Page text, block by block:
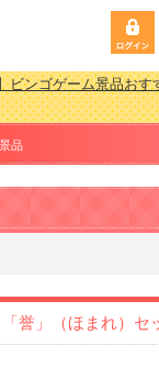
ビンゴゲーム景品おす
ゴルフコンペ景品
い人気ラ…
結婚式の二次会で貰っ
い人気ラ…
品
誉」（ほまれ）セ